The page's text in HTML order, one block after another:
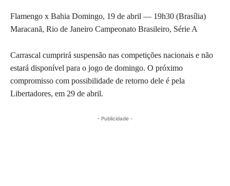
Flamengo x Bahia Domingo, 19 de abril — 19h30 (Brasília)
Maracanã, Rio de Janeiro Campeonato Brasileiro, Série A
Carrascal cumprirá suspensão nas competições nacionais e não
estará disponível para o jogo de domingo. O próximo
compromisso com possibilidade de retorno dele é pela
Libertadores, em 29 de abril.
- Publicidade -